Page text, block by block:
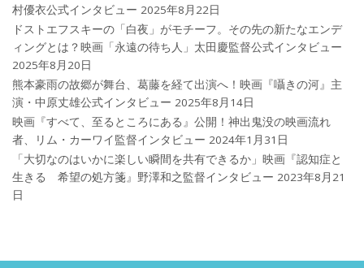
村優衣公式インタビュー 2025年8月22日
ドストエフスキーの「白夜」がモチーフ。その先の新たなエンデ
ィングとは？映画「永遠の待ち人」太田慶監督公式インタビュー
2025年8月20日
熊本豪雨の故郷が舞台、葛藤を経て出演へ！映画『囁きの河』主
演・中原丈雄公式インタビュー 2025年8月14日
映画『すべて、至るところにある』公開！神出鬼没の映画流れ
者、リム・カーワイ監督インタビュー 2024年1月31日
「大切なのはいかに楽しい瞬間を共有できるか」映画『認知症と
生きる 希望の処方箋』野澤和之監督インタビュー 2023年8月21
日